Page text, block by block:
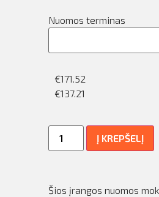
Nuomos terminas
€171.52
€137.21
Į KREPŠELĮ
Šios įrangos nuomos